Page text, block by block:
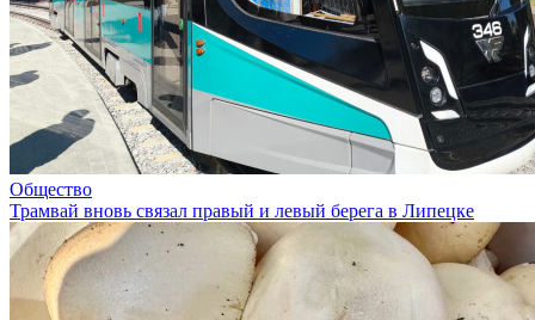
Общество
Трамвай вновь связал правый и левый берега в Липецке